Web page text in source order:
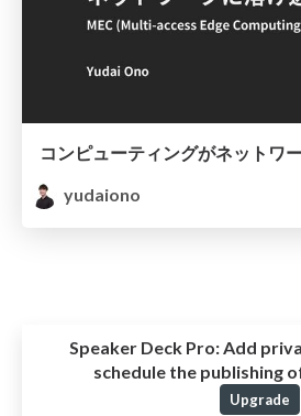
yudaiono
Speaker Deck Pro:Add
schedule the publishing
Upgrade